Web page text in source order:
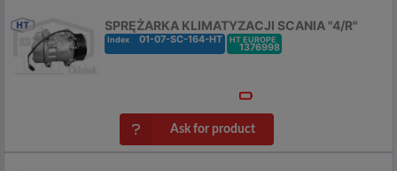
SPRĘŻARKA KLIMATYZACJI SCANIA "4/R"
Index 01-07-SC-164-HT HT EUROPE
1376998
Ask for product